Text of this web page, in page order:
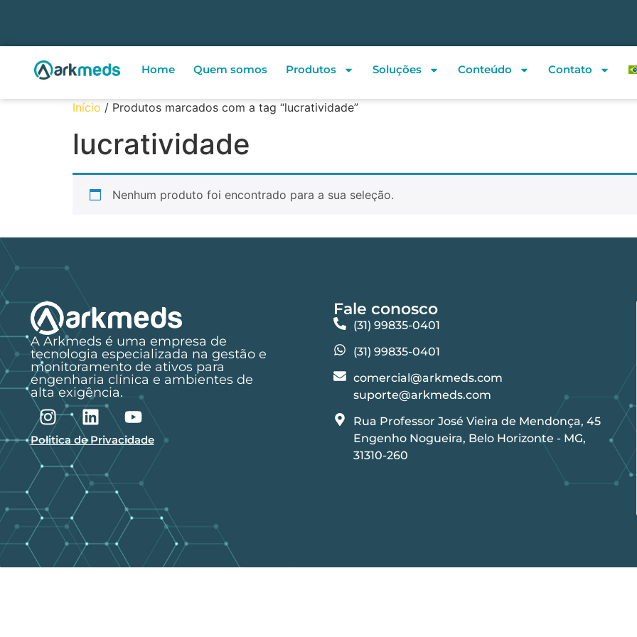
Home Quem somos Produtos Soluções Conteúdo Contato
Início / Produtos marcados com a tag “lucratividade”
lucratividade
Nenhum produto foi encontrado para a sua seleção.
A Arkmeds é uma empresa de
tecnologia especializada na gestão e
monitoramento de ativos para
engenharia clínica e ambientes de
alta exigência.
Politica de Privacidade
Fale conosco
(31) 99835-0401
(31) 99835-0401
comercial@arkmeds.com
suporte@arkmeds.com
Rua Professor José Vieira de Mendonça, 45
Engenho Nogueira, Belo Horizonte - MG,
31310-260